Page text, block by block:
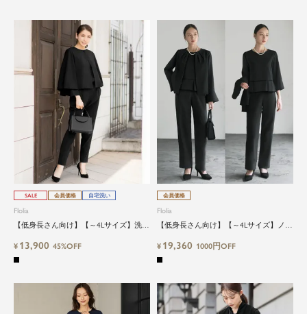
SALE 会員価格 自宅洗い
Flolia
【低身長さん向け】【～4Lサイズ】洗え
のブラックフォーマル対応3点セットス
ーツ
¥ 13,900 45%OFF
会員価格
Flolia
【低身長さん向け】【～4Lサイズ】ノー
3点セットアップセレモニースーツ
¥ 19,360 1000円OFF